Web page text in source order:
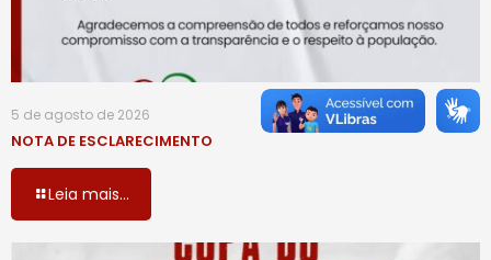
5 de agosto de 2026
NOTA DE ESCLARECIMENTO
Leia mais...